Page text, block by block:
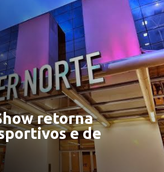
retorna
e de